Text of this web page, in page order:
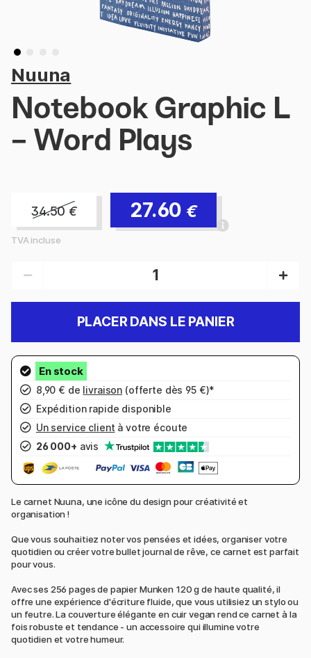
Nuuna
Notebook Graphic L
- Word Plays
34.50 € 27.60 €
TVA incluse
PLACER DANS LE PANIER
8,90 € de livraison (offerte dès 95 €)*
Expédition rapide disponible
Un service client à votre écoute
26 000+ avis
Le carnet Nuuna, une icône du design pour créativité et
organisation !
Que vous souhaitiez noter vos pensées et idées, organiser votre
quotidien ou créer votre bullet journal de rêve, ce carnet est parfait
pour vous.
Avec ses 256 pages de papier Munken 120 g de haute qualité, il
offre une expérience d'écriture fluide, que vous utilisiez un stylo ou
un feutre. La couverture élégante en cuir vegan rend ce carnet à la
fois robuste et tendance - un accessoire qui illumine votre
quotidien et votre humeur.